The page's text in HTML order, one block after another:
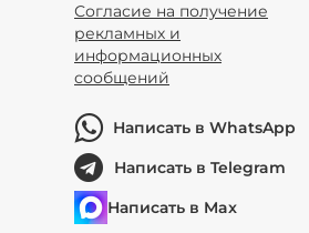
Согласие на получение
рекламных и
информационных
сообщений
Написать в WhatsApp
Написать в Telegram
Написать в Max